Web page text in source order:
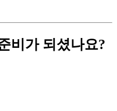
비가 되셨나요?